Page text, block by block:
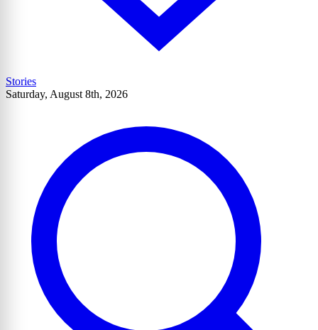
Stories
Saturday, August 8th, 2026